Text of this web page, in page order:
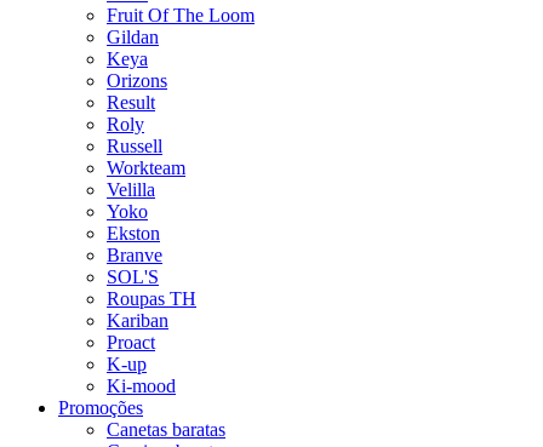
Fruit Of The Loom
Gildan
Keya
Orizons
Result
Roly
Russell
Workteam
Velilla
Yoko
Ekston
Branve
SOL'S
Roupas TH
Kariban
Proact
K-up
Ki-mood
Promoções
Canetas baratas